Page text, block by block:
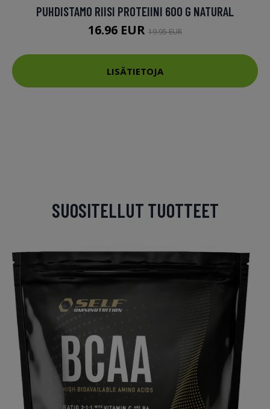
PUHDISTAMO RIISI PROTEIINI 600 G NATURAL
16.96 EUR 19.95 EUR
LISÄTIETOJA
SUOSITELLUT TUOTTEET